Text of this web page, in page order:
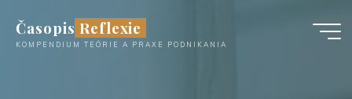
Časopis Reflexie
KOMPENDIUM TEÓRIE A PRAXE PODNIKANIA